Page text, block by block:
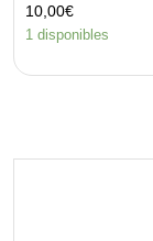
10,00€
1 disponibles